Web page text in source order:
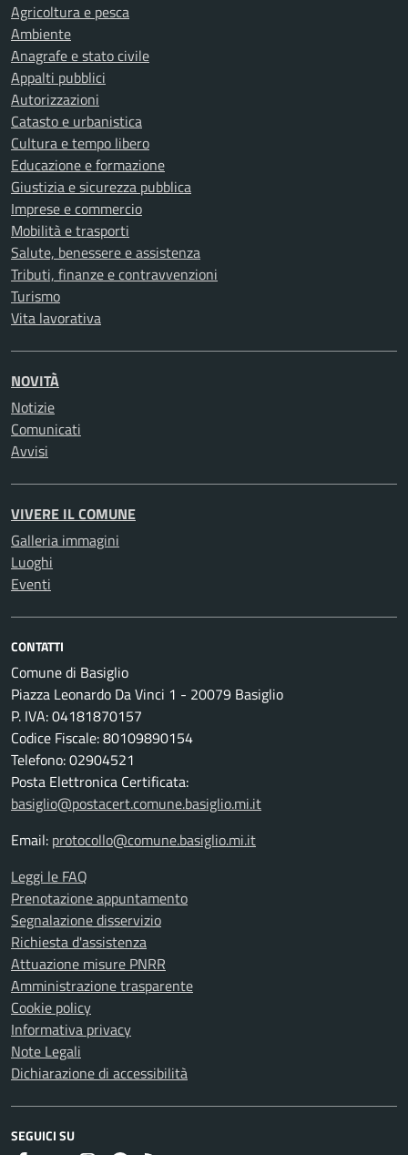
Agricoltura e pesca
Ambiente
Anagrafe e stato civile
Appalti pubblici
Autorizzazioni
Catasto e urbanistica
Cultura e tempo libero
Educazione e formazione
Giustizia e sicurezza pubblica
Imprese e commercio
Mobilità e trasporti
Salute, benessere e assistenza
Tributi, finanze e contravvenzioni
Turismo
Vita lavorativa
NOVITÀ
Notizie
Comunicati
Avvisi
VIVERE IL COMUNE
Galleria immagini
Luoghi
Eventi
CONTATTI
Comune di Basiglio
Piazza Leonardo Da Vinci 1 - 20079 Basiglio
P. IVA: 04181870157
Codice Fiscale: 80109890154
Telefono: 02904521
Posta Elettronica Certificata:
basiglio@postacert.comune.basiglio.mi.it
Email: protocollo@comune.basiglio.mi.it
Leggi le FAQ
Prenotazione appuntamento
Segnalazione disservizio
Richiesta d'assistenza
Attuazione misure PNRR
Amministrazione trasparente
Cookie policy
Informativa privacy
Note Legali
Dichiarazione di accessibilità
SEGUICI SU